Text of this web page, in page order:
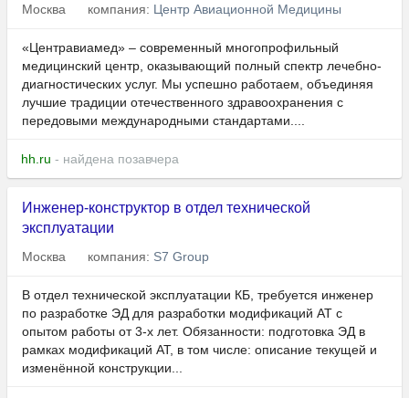
Москва компания: Центр Авиационной Медицины
«Центравиамед» – современный многопрофильный
медицинский центр, оказывающий полный спектр лечебно-
диагностических услуг. Мы успешно работаем, объединяя
лучшие традиции отечественного здравоохранения с
передовыми международными стандартами....
hh.ru - найдена позавчера
Инженер-конструктор в отдел технической
эксплуатации
Москва компания: S7 Group
В отдел технической эксплуатации КБ, требуется инженер
по разработке ЭД для разработки модификаций АТ с
опытом работы от 3-х лет. Обязанности: подготовка ЭД в
рамках модификаций АТ, в том числе: описание текущей и
изменённой конструкции...